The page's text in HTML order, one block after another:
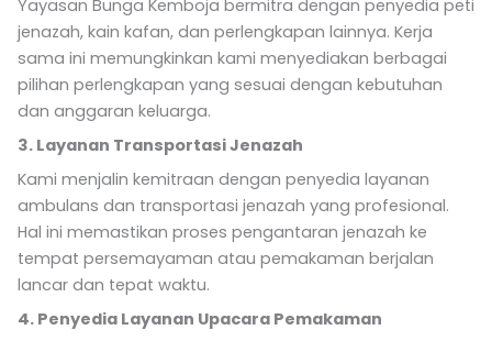
Yayasan Bunga Kemboja bermitra dengan penyedia peti
jenazah, kain kafan, dan perlengkapan lainnya. Kerja
sama ini memungkinkan kami menyediakan berbagai
pilihan perlengkapan yang sesuai dengan kebutuhan
dan anggaran keluarga.
3. Layanan Transportasi Jenazah
Kami menjalin kemitraan dengan penyedia layanan
ambulans dan transportasi jenazah yang profesional.
Hal ini memastikan proses pengantaran jenazah ke
tempat persemayaman atau pemakaman berjalan
lancar dan tepat waktu.
4. Penyedia Layanan Upacara Pemakaman